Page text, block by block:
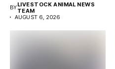
BYLIVESTOCK ANIMAL NEWS
TEAM
AUGUST 6, 2026